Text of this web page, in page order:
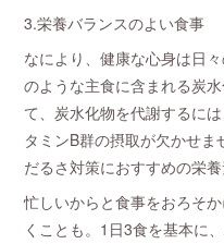
3.栄養バランスのよい食事
なにより、健康な心身は日
のような主食に含まれる炭
て、炭水化物を代謝するに
タミンB群の摂取が欠かせ
だるさ対策におすすめの栄養
忙しいからと食事をおろそ
くことも。1日3食を基本に